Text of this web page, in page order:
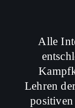
Alle
Lehren
positiven